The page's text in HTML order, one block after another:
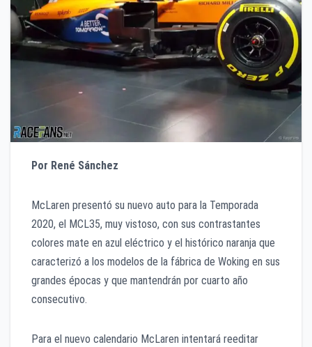
Por René Sánchez
McLaren presentó su nuevo auto para la Temporada
2020, el MCL35, muy vistoso, con sus contrastantes
colores mate en azul eléctrico y el histórico naranja que
caracterizó a los modelos de la fábrica de Woking en sus
grandes épocas y que mantendrán por cuarto año
consecutivo.
Para el nuevo calendario McLaren intentará reeditar